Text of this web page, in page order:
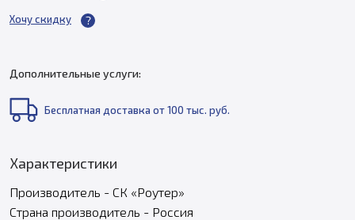
Хочу скидку
Дополнительные услуги:
Бесплатная доставка от 100 тыс. руб.
Характеристики
Производитель - СК «Роутер»
Страна производитель - Россия